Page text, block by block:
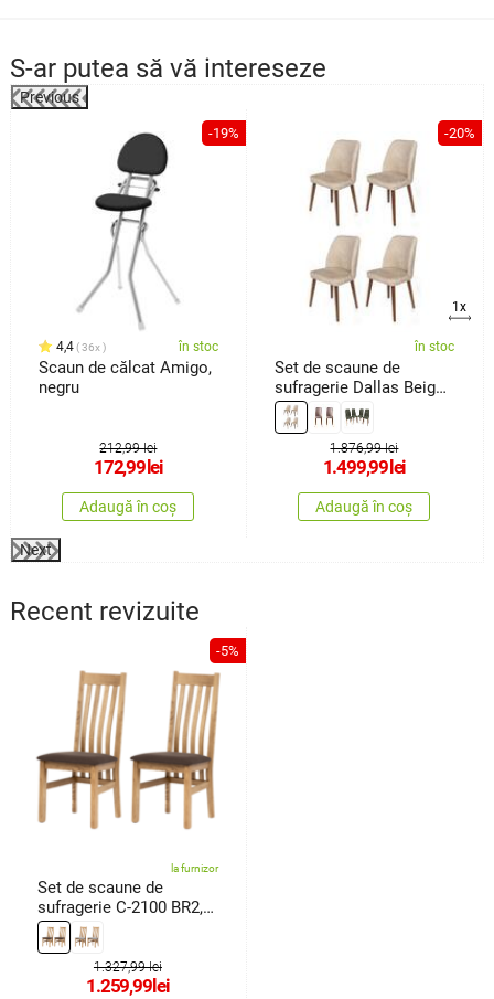
S-ar putea să vă intereseze
Previous
-19%
4,4 36x în stoc
Scaun de călcat Amigo,
negru
212,99 lei
172,99lei
Adaugă în coș
-20%
1x
în stoc
Set de scaune de
sufragerie Dallas Beige
and Brown, 4 buc.
1.876,99 lei
1.499,99lei
Adaugă în coș
Next
Recent revizuite
-5%
la furnizor
Set de scaune de
sufragerie C-2100 BR2,
stejar, 2buc.
1.327,99 lei
1.259,99 lei